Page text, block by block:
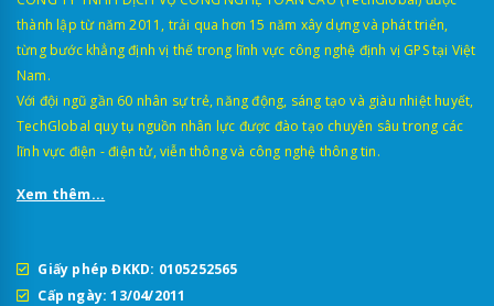
thành lập từ năm 2011, trải qua hơn 15 năm xây dựng và phát triển,
từng bước khẳng định vị thế trong lĩnh vực công nghệ định vị GPS tại Việt
Nam.
Với đội ngũ gần 60 nhân sự trẻ, năng động, sáng tạo và giàu nhiệt huyết,
TechGlobal quy tụ nguồn nhân lực được đào tạo chuyên sâu trong các
lĩnh vực điện - điện tử, viễn thông và công nghệ thông tin.
Xem thêm...
Giấy phép ĐKKD: 0105252565
Cấp ngày: 13/04/2011